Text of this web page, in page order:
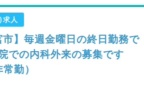
人
市】毎週金曜日の終日勤務で
での内科外来の募集です
勤）